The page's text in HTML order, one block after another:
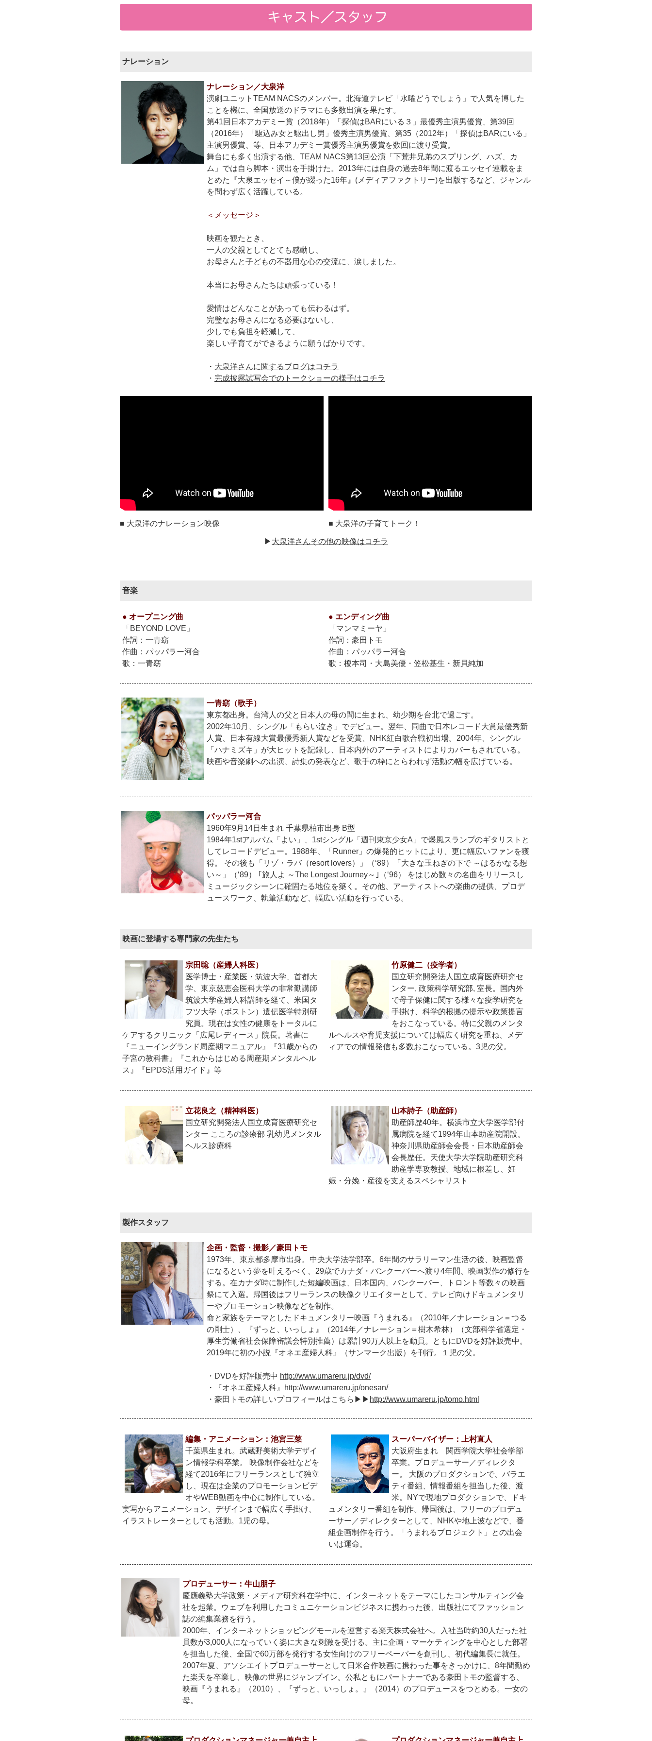
ナレーション
ナレーション／大泉洋
演劇ユニットTEAM NACSのメンバー。北海道テレビ「水曜どうでしょう」で人気を博した
ことを機に、全国放送のドラマにも多数出演を果たす。
第41回日本アカデミー賞（2018年）「探偵はBARにいる３」最優秀主演男優賞、第39回
（2016年）「駆込み女と駆出し男」優秀主演男優賞、第35（2012年）「探偵はBARにいる」
主演男優賞、等、日本アカデミー賞優秀主演男優賞を数回に渡り受賞。
舞台にも多く出演する他、TEAM NACS第13回公演「下荒井兄弟のスプリング、ハズ、カ
ム」では自ら脚本・演出を手掛けた。2013年には自身の過去8年間に渡るエッセイ連載をま
とめた『大泉エッセイ～僕が綴った16年』(メディアファクトリー)を出版するなど、ジャンル
を問わず広く活躍している。
＜メッセージ＞
映画を観たとき、
一人の父親としてとても感動し、
お母さんと子どもの不器用な心の交流に、涙しました。
本当にお母さんたちは頑張っている！
愛情はどんなことがあっても伝わるはず。
完璧なお母さんになる必要はないし、
少しでも負担を軽減して、
楽しい子育てができるように願うばかりです。
・ 大泉洋さんに関するブログはコチラ
・ 完成披露試写会でのトークショーの様子はコチラ
■ 大泉洋のナレーション映像 ■ 大泉洋の子育てトーク！
▶ 大泉洋さんその他の映像はコチラ
音楽
● オープニング曲
「BEYOND LOVE」
作詞：一青窈
作曲：パッパラー河合
歌：一青窈
● エンディング曲
「マンマミーヤ」
作詞：豪田トモ
作曲：パッパラー河合
歌：榎本司・大島美優・笠松基生・新貝純加
一青窈（歌手）
東京都出身。台湾人の父と日本人の母の間に生まれ、幼少期を台北で過ごす。
2002年10月、シングル「もらい泣き」でデビュー。翌年、同曲で日本レコード大賞最優秀新
人賞、日本有線大賞最優秀新人賞などを受賞、NHK紅白歌合戦初出場。2004年、シングル
「ハナミズキ」が大ヒットを記録し、日本内外のアーティストによりカバーもされている。
映画や音楽劇への出演、詩集の発表など、歌手の枠にとらわれず活動の幅を広げている。
パッパラー河合
1960年9月14日生まれ 千葉県柏市出身 B型
1984年1stアルバム「よい」、1stシングル「週刊東京少女A」で爆風スランプのギタリストと
してレコードデビュー。1988年、「Runner」の爆発的ヒットにより、更に幅広いファンを獲
得。 その後も「リゾ・ラバ（resort lovers）」（‘89）「大きな玉ねぎの下で ～はるかなる想
い～」（‘89） ｢旅人よ ～The Longest Journey～｣（‘96） をはじめ数々の名曲をリリースし
ミュージックシーンに確固たる地位を築く。その他、アーティストへの楽曲の提供、プロデ
ュースワーク、執筆活動など、幅広い活動を行っている。
映画に登場する専門家の先生たち
宗田聡（産婦人科医）
医学博士・産業医・筑波大学、首都大
学、東京慈恵会医科大学の非常勤講師
筑波大学産婦人科講師を経て、米国タ
フツ大学（ボストン）遺伝医学特別研
究員。現在は女性の健康をトータルに
ケアするクリニック「広尾レディース」院長。著書に
『ニューイングランド周産期マニュアル』『31歳からの
子宮の教科書』『これからはじめる周産期メンタルヘル
ス』『EPDS活用ガイド』等
竹原健二（疫学者）
国立研究開発法人国立成育医療研究セ
ンター, 政策科学研究部, 室長。国内外
で母子保健に関する様々な疫学研究を
手掛け、科学的根拠の提示や政策提言
をおこなっている。特に父親のメンタ
ルヘルスや育児支援については幅広く研究を重ね、メデ
ィアでの情報発信も多数おこなっている。3児の父。
立花良之（精神科医）
国立研究開発法人国立成育医療研究セ
ンター こころの診療部 乳幼児メンタル
ヘルス診療科
山本詩子（助産師）
助産師歴40年。横浜市立大学医学部付
属病院を経て1994年山本助産院開設。
神奈川県助産師会会長・日本助産師会
会長歴任。天使大学大学院助産研究科
助産学専攻教授。地域に根差し、妊
娠・分娩・産後を支えるスペシャリスト
製作スタッフ
企画・監督・撮影／豪田トモ
1973年、東京都多摩市出身。中央大学法学部卒。6年間のサラリーマン生活の後、映画監督
になるという夢を叶えるべく、29歳でカナダ・バンクーバーへ渡り4年間、映画製作の修行を
する。在カナダ時に制作した短編映画は、日本国内、バンクーバー、トロント等数々の映画
祭にて入選。帰国後はフリーランスの映像クリエイターとして、テレビ向けドキュメンタリ
ーやプロモーション映像などを制作。
命と家族をテーマとしたドキュメンタリー映画『うまれる』（2010年／ナレーション＝つる
の剛士）、『ずっと、いっしょ』（2014年／ナレーション＝樹木希林）（文部科学省選定・
厚生労働省社会保障審議会特別推薦）は累計90万人以上を動員。ともにDVDを好評販売中。
2019年に初の小説『オネエ産婦人科』（サンマーク出版）を刊行。１児の父。
・DVDを好評販売中 http://www.umareru.jp/dvd/
・『オネエ産婦人科』
http://www.umareru.jp/onesan/
・豪田トモの詳しいプロフィールはこちら▶︎▶︎ http://www.umareru.jp/tomo.html
編集・アニメーション：池宮三菜
千葉県生まれ。武蔵野美術大学デザイ
ン情報学科卒業。 映像制作会社などを
経て2016年にフリーランスとして独立
し、現在は企業のプロモーションビデ
オやWEB動画を中心に制作している。
実写からアニメーション、デザインまで幅広く手掛け、
イラストレーターとしても活動。1児の母。
スーパーバイザー：上村直人
大阪府生まれ 関西学院大学社会学部
卒業。プロデューサー／ディレクタ
ー。 大阪のプロダクションで、バラエ
ティ番組、情報番組を担当した後、渡
米。NYで現地プロダクションで、ドキ
ュメンタリー番組を制作。帰国後は、フリーのプロデュ
ーサー／ディレクターとして、NHKや地上波などで、番
組企画制作を行う。「うまれるプロジェクト」との出会
いは運命。
プロデューサー：牛山朋子
慶應義塾大学政策・メディア研究科在学中に、インターネットをテーマにしたコンサルティング会
社を起業。ウェブを利用したコミュニケーションビジネスに携わった後、出版社にてファッション
誌の編集業務を行う。
2000年、インターネットショッピングモールを運営する楽天株式会社へ。入社当時約30人だった社
員数が3,000人になっていく姿に大きな刺激を受ける。主に企画・マーケティングを中心とした部署
を担当した後、全国で60万部を発行する女性向けのフリーペーパーを創刊し、初代編集長に就任。
2007年夏、アソシエイトプロデューサーとして日米合作映画に携わった事をきっかけに、8年間勤め
た楽天を卒業し、映像の世界にジャンプイン。公私ともにパートナーである豪田トモの監督する、
映画『うまれる』（2010）、『ずっと、いっしょ。』（2014）のプロデュースをつとめる。一女の
母。